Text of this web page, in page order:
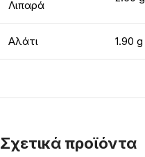
Λιπαρά
Αλάτι 1.90 g
Σχετικά προϊόντα